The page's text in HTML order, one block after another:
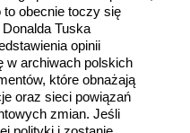
obecnie toczy się
Tuska
opinii
w archiwach polskich
które obnażają
oraz sieci powiązań
zmian. Jeśli